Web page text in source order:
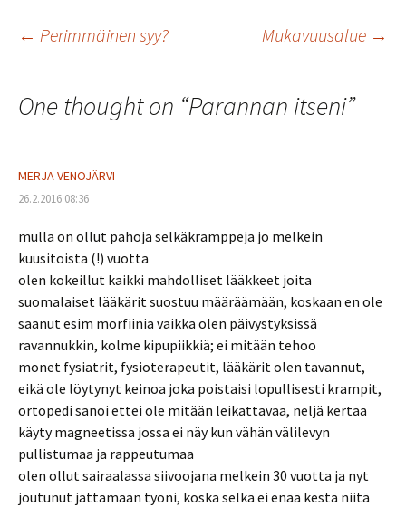
Artikkelien
selaus
← Perimmäinen syy? Mukavuusalue →
One thought on “Parannan itseni”
MERJA VENOJÄRVI
26.2.2016 08:36
mulla on ollut pahoja selkäkramppeja jo melkein
kuusitoista (!) vuotta
olen kokeillut kaikki mahdolliset lääkkeet joita
suomalaiset lääkärit suostuu määräämään, koskaan en ole
saanut esim morfiinia vaikka olen päivystyksissä
ravannukkin, kolme kipupiikkiä; ei mitään tehoo
monet fysiatrit, fysioterapeutit, lääkärit olen tavannut,
eikä ole löytynyt keinoa joka poistaisi lopullisesti krampit,
ortopedi sanoi ettei ole mitään leikattavaa, neljä kertaa
käyty magneetissa jossa ei näy kun vähän välilevyn
pullistumaa ja rappeutumaa
olen ollut sairaalassa siivoojana melkein 30 vuotta ja nyt
joutunut jättämään työni, koska selkä ei enää kestä niitä